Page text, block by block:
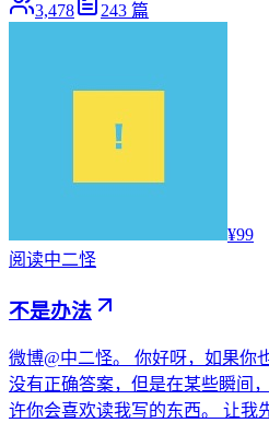
3,478 243 篇
¥99
阅读中二怪
不是办法
微博@中二怪。 你好呀，如果你
没有正确答案，但是在某些瞬间
许你会喜欢读我写的东西。 让我